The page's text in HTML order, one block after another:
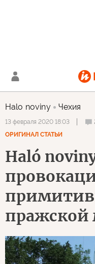
Halo noviny Чехия
13 февраля 2020 18:03
ОРИГИНАЛ СТАТЬИ
Haló
пражской